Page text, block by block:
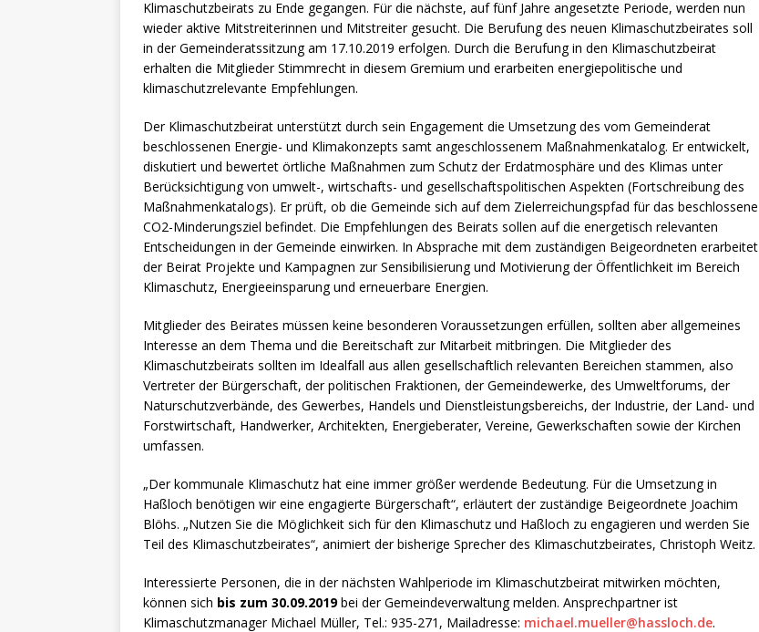
[ 29. März 2024 ] Polizei / Konsumcannabisgesetz (KCanG) BLAULICHTMELDUNGEN
Klimaschutzbeirats zu Ende gegangen. Für die nächste, auf fünf Jahre angesetzte Periode, werden nun
wieder aktive Mitstreiterinnen und Mitstreiter gesucht. Die Berufung des neuen Klimaschutzbeirates soll
in der Gemeinderatssitzung am 17.10.2019 erfolgen. Durch die Berufung in den Klimaschutzbeirat
erhalten die Mitglieder Stimmrecht in diesem Gremium und erarbeiten energiepolitische und
klimaschutzrelevante Empfehlungen.
Der Klimaschutzbeirat unterstützt durch sein Engagement die Umsetzung des vom Gemeinderat
beschlossenen Energie- und Klimakonzepts samt angeschlossenem Maßnahmenkatalog. Er entwickelt,
diskutiert und bewertet örtliche Maßnahmen zum Schutz der Erdatmosphäre und des Klimas unter
Berücksichtigung von umwelt-, wirtschafts- und gesellschaftspolitischen Aspekten (Fortschreibung des
Maßnahmenkatalogs). Er prüft, ob die Gemeinde sich auf dem Zielerreichungspfad für das beschlossene
CO2-Minderungsziel befindet. Die Empfehlungen des Beirats sollen auf die energetisch relevanten
Entscheidungen in der Gemeinde einwirken. In Absprache mit dem zuständigen Beigeordneten erarbeitet
der Beirat Projekte und Kampagnen zur Sensibilisierung und Motivierung der Öffentlichkeit im Bereich
Klimaschutz, Energieeinsparung und erneuerbare Energien.
Mitglieder des Beirates müssen keine besonderen Voraussetzungen erfüllen, sollten aber allgemeines
Interesse an dem Thema und die Bereitschaft zur Mitarbeit mitbringen. Die Mitglieder des
Klimaschutzbeirats sollten im Idealfall aus allen gesellschaftlich relevanten Bereichen stammen, also
Vertreter der Bürgerschaft, der politischen Fraktionen, der Gemeindewerke, des Umweltforums, der
Naturschutzverbände, des Gewerbes, Handels und Dienstleistungsbereichs, der Industrie, der Land- und
Forstwirtschaft, Handwerker, Architekten, Energieberater, Vereine, Gewerkschaften sowie der Kirchen
umfassen.
„Der kommunale Klimaschutz hat eine immer größer werdende Bedeutung. Für die Umsetzung in
Haßloch benötigen wir eine engagierte Bürgerschaft“, erläutert der zuständige Beigeordnete Joachim
Blöhs. „Nutzen Sie die Möglichkeit sich für den Klimaschutz und Haßloch zu engagieren und werden Sie
Teil des Klimaschutzbeirates“, animiert der bisherige Sprecher des Klimaschutzbeirates, Christoph Weitz.
Interessierte Personen, die in der nächsten Wahlperiode im Klimaschutzbeirat mitwirken möchten,
können sich bis zum 30.09.2019bei der Gemeindeverwaltung melden. Ansprechpartner ist
Klimaschutzmanager Michael Müller, Tel.: 935-271, Mailadresse: michael.mueller@hassloch.de.